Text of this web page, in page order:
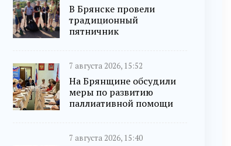
В Брянске провели
традиционный
пятничник
7 августа 2026, 15:52
На Брянщине обсудили
меры по развитию
паллиативной помощи
7 августа 2026, 15:40